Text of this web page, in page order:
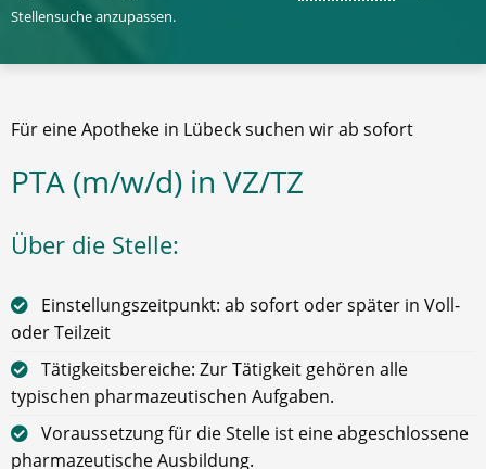
Stellensuche anzupassen.
Für eine Apotheke in Lübeck suchen wir ab sofort
PTA (m/w/d) in VZ/TZ
Über die Stelle:
Einstellungszeitpunkt: ab sofort oder später in Voll-
oder Teilzeit
Tätigkeitsbereiche: Zur Tätigkeit gehören alle
typischen pharmazeutischen Aufgaben.
Voraussetzung für die Stelle ist eine abgeschlossene
pharmazeutische Ausbildung.